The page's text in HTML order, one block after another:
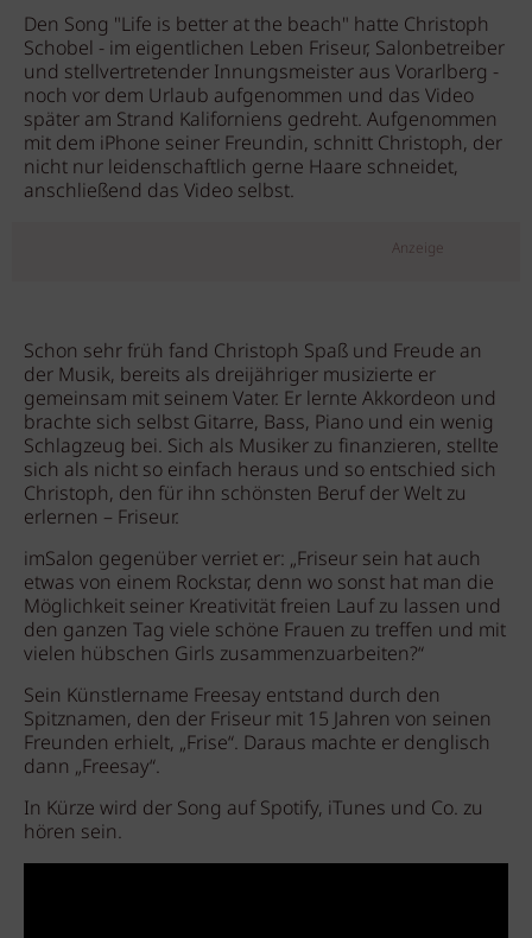
Den Song "Life is better at the beach" hatte Christoph
Schobel - im eigentlichen Leben Friseur, Salonbetreiber
und stellvertretender Innungsmeister aus Vorarlberg -
noch vor dem Urlaub aufgenommen und das Video
später am Strand Kaliforniens gedreht. Aufgenommen
mit dem iPhone seiner Freundin, schnitt Christoph, der
nicht nur leidenschaftlich gerne Haare schneidet,
anschließend das Video selbst.
Anzeige
Schon sehr früh fand Christoph Spaß und Freude an
der Musik, bereits als dreijähriger musizierte er
gemeinsam mit seinem Vater. Er lernte Akkordeon und
brachte sich selbst Gitarre, Bass, Piano und ein wenig
Schlagzeug bei. Sich als Musiker zu finanzieren, stellte
sich als nicht so einfach heraus und so entschied sich
Christoph, den für ihn schönsten Beruf der Welt zu
erlernen – Friseur.
imSalon gegenüber verriet er: „Friseur sein hat auch
etwas von einem Rockstar, denn wo sonst hat man die
Möglichkeit seiner Kreativität freien Lauf zu lassen und
den ganzen Tag viele schöne Frauen zu treffen und mit
vielen hübschen Girls zusammenzuarbeiten?“
Sein Künstlername Freesay entstand durch den
Spitznamen, den der Friseur mit 15 Jahren von seinen
Freunden erhielt, „Frise“. Daraus machte er denglisch
dann „Freesay“.
In Kürze wird der Song auf Spotify, iTunes und Co. zu
hören sein.